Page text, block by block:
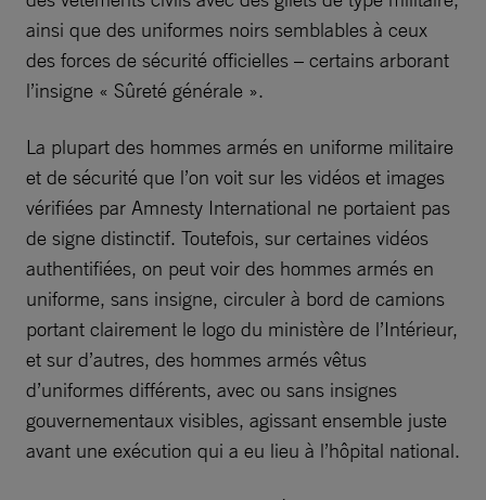
ainsi que des uniformes noirs semblables à ceux
des forces de sécurité officielles – certains arborant
l’insigne « Sûreté générale ».
La plupart des hommes armés en uniforme militaire
et de sécurité que l’on voit sur les vidéos et images
vérifiées par Amnesty International ne portaient pas
de signe distinctif. Toutefois, sur certaines vidéos
authentifiées, on peut voir des hommes armés en
uniforme, sans insigne, circuler à bord de camions
portant clairement le logo du ministère de l’Intérieur,
et sur d’autres, des hommes armés vêtus
d’uniformes différents, avec ou sans insignes
gouvernementaux visibles, agissant ensemble juste
avant une exécution qui a eu lieu à l’hôpital national.